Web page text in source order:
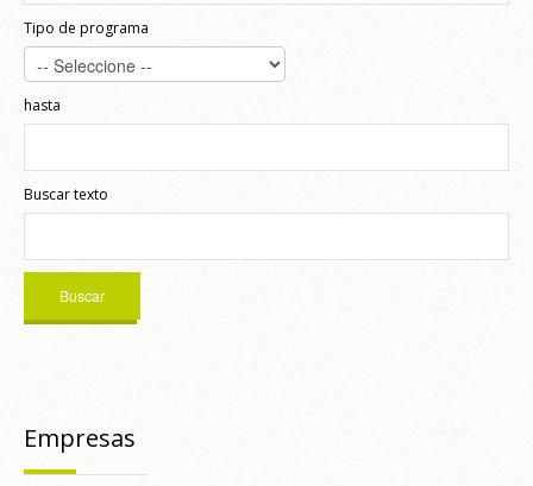
Tipo de programa
hasta
Buscar texto
Empresas